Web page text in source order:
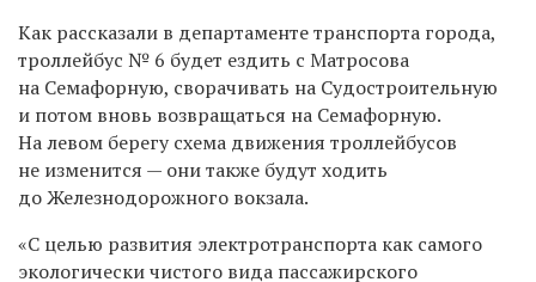
Как рассказали в департаменте транспорта города,
троллейбус № 6 будет ездить с Матросова
на Семафорную, сворачивать на Судостроительную
и потом вновь возвращаться на Семафорную.
На левом берегу схема движения троллейбусов
не изменится — они также будут ходить
до Железнодорожного вокзала.
«С целью развития электротранспорта как самого
экологически чистого вида пассажирского